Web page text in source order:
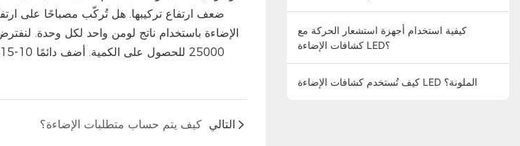
كيف يتم حساب متطلبات الإضاءة؟ التالي
كيفية استخدام أجهزة استشعار الحركة مع
كشافات الإضاءة LED؟
كيف تُستخدم كشافات الإضاءة LED الملونة؟